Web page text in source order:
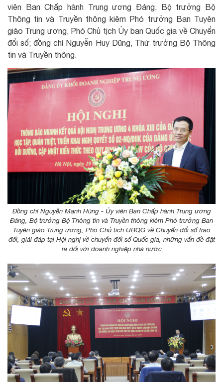
viên Ban Chấp hành Trung ương Đảng, Bộ trưởng Bộ
Thông tin và Truyền thông kiêm Phó trưởng Ban Tuyên
giáo Trung ương, Phó Chủ tịch Ủy ban Quốc gia về Chuyển
đổi số; đồng chí Nguyễn Huy Dũng, Thứ trưởng Bộ Thông
tin và Truyền thông.
Đồng chí Nguyễn Mạnh Hùng - Ủy viên Ban Chấp hành Trung ương
Đảng, Bộ trưởng Bộ Thông tin và Truyền thông kiêm Phó trưởng Ban
Tuyên giáo Trung ương, Phó Chủ tịch UBQG về Chuyển đổi số trao
đổi, giải đáp tại Hội nghị về chuyển đổi số Quốc gia, những vấn đề đặt
ra đối với doanh nghiệp nhà nước